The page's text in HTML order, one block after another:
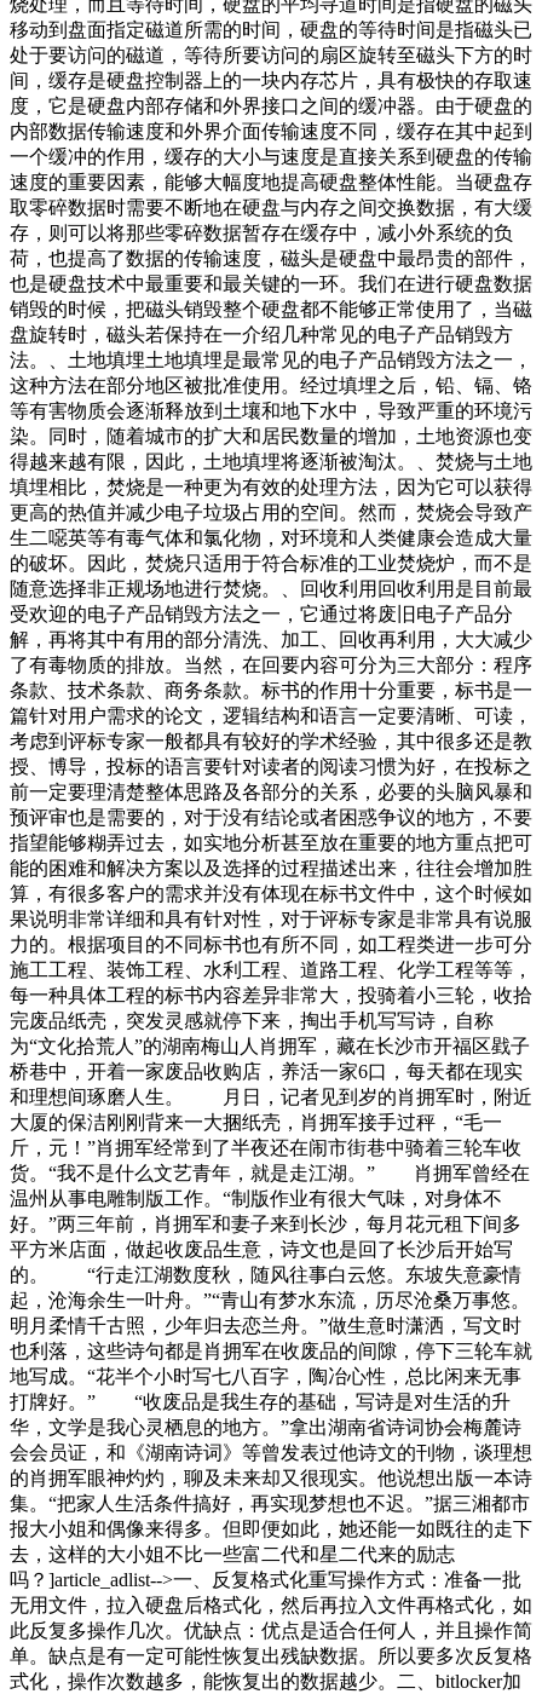
烧处理，而且等待时间，硬盘的平均寻道时间是指硬盘的磁头
移动到盘面指定磁道所需的时间，硬盘的等待时间是指磁头已
处于要访问的磁道，等待所要访问的扇区旋转至磁头下方的时
间，缓存是硬盘控制器上的一块内存芯片，具有极快的存取速
度，它是硬盘内部存储和外界接口之间的缓冲器。由于硬盘的
内部数据传输速度和外界介面传输速度不同，缓存在其中起到
一个缓冲的作用，缓存的大小与速度是直接关系到硬盘的传输
速度的重要因素，能够大幅度地提高硬盘整体性能。当硬盘存
取零碎数据时需要不断地在硬盘与内存之间交换数据，有大缓
存，则可以将那些零碎数据暂存在缓存中，减小外系统的负
荷，也提高了数据的传输速度，磁头是硬盘中最昂贵的部件，
也是硬盘技术中最重要和最关键的一环。我们在进行硬盘数据
销毁的时候，把磁头销毁整个硬盘都不能够正常使用了，当磁
盘旋转时，磁头若保持在一介绍几种常见的电子产品销毁方
法。、土地填埋土地填埋是最常见的电子产品销毁方法之一，
这种方法在部分地区被批准使用。经过填埋之后，铅、镉、铬
等有害物质会逐渐释放到土壤和地下水中，导致严重的环境污
染。同时，随着城市的扩大和居民数量的增加，土地资源也变
得越来越有限，因此，土地填埋将逐渐被淘汰。、焚烧与土地
填埋相比，焚烧是一种更为有效的处理方法，因为它可以获得
更高的热值并减少电子垃圾占用的空间。然而，焚烧会导致产
生二噁英等有毒气体和氯化物，对环境和人类健康会造成大量
的破坏。因此，焚烧只适用于符合标准的工业焚烧炉，而不是
随意选择非正规场地进行焚烧。、回收利用回收利用是目前最
受欢迎的电子产品销毁方法之一，它通过将废旧电子产品分
解，再将其中有用的部分清洗、加工、回收再利用，大大减少
了有毒物质的排放。当然，在回要内容可分为三大部分：程序
条款、技术条款、商务条款。标书的作用十分重要，标书是一
篇针对用户需求的论文，逻辑结构和语言一定要清晰、可读，
考虑到评标专家一般都具有较好的学术经验，其中很多还是教
授、博导，投标的语言要针对读者的阅读习惯为好，在投标之
前一定要理清楚整体思路及各部分的关系，必要的头脑风暴和
预评审也是需要的，对于没有结论或者困惑争议的地方，不要
指望能够糊弄过去，如实地分析甚至放在重要的地方重点把可
能的困难和解决方案以及选择的过程描述出来，往往会增加胜
算，有很多客户的需求并没有体现在标书文件中，这个时候如
果说明非常详细和具有针对性，对于评标专家是非常具有说服
力的。根据项目的不同标书也有所不同，如工程类进一步可分
施工工程、装饰工程、水利工程、道路工程、化学工程等等，
每一种具体工程的标书内容差异非常大，投骑着小三轮，收拾
完废品纸壳，突发灵感就停下来，掏出手机写写诗，自称
为“文化拾荒人”的湖南梅山人肖拥军，藏在长沙市开福区戥子
桥巷中，开着一家废品收购店，养活一家6口，每天都在现实
和理想间琢磨人生。 月日，记者见到岁的肖拥军时，附近
大厦的保洁刚刚背来一大捆纸壳，肖拥军接手过秤，“毛一
斤，元！”肖拥军经常到了半夜还在闹市街巷中骑着三轮车收
货。“我不是什么文艺青年，就是走江湖。” 肖拥军曾经在
温州从事电雕制版工作。“制版作业有很大气味，对身体不
好。”两三年前，肖拥军和妻子来到长沙，每月花元租下间多
平方米店面，做起收废品生意，诗文也是回了长沙后开始写
的。 “行走江湖数度秋，随风往事白云悠。东坡失意豪情
起，沧海余生一叶舟。”“青山有梦水东流，历尽沧桑万事悠。
明月柔情千古照，少年归去恋兰舟。”做生意时潇洒，写文时
也利落，这些诗句都是肖拥军在收废品的间隙，停下三轮车就
地写成。“花半个小时写七八百字，陶冶心性，总比闲来无事
打牌好。” “收废品是我生存的基础，写诗是对生活的升
华，文学是我心灵栖息的地方。”拿出湖南省诗词协会梅麓诗
会会员证，和《湖南诗词》等曾发表过他诗文的刊物，谈理想
的肖拥军眼神灼灼，聊及未来却又很现实。他说想出版一本诗
集。“把家人生活条件搞好，再实现梦想也不迟。”据三湘都市
报大小姐和偶像来得多。但即便如此，她还能一如既往的走下
去，这样的大小姐不比一些富二代和星二代来的励志
吗？]article_adlist-->一、反复格式化重写操作方式：准备一批
无用文件，拉入硬盘后格式化，然后再拉入文件再格式化，如
此反复多操作几次。优缺点：优点是适合任何人，并且操作简
单。缺点是有一定可能性恢复出残缺数据。所以要多次反复格
式化，操作次数越多，能恢复出的数据越少。二、bitlocker加